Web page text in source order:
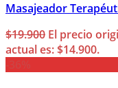
Masajeador
$19.900 El precio
actual es: $14.900.